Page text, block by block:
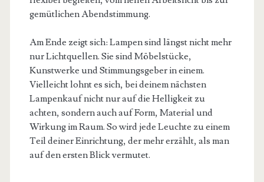
gemütlichen Abendstimmung.
Am Ende zeigt sich: Lampen sind längst nicht mehr
nur Lichtquellen. Sie sind Möbelstücke,
Kunstwerke und Stimmungsgeber in einem.
Vielleicht lohnt es sich, bei deinem nächsten
Lampenkauf nicht nur auf die Helligkeit zu
achten, sondern auch auf Form, Material und
Wirkung im Raum. So wird jede Leuchte zu einem
Teil deiner Einrichtung, der mehr erzählt, als man
auf den ersten Blick vermutet.